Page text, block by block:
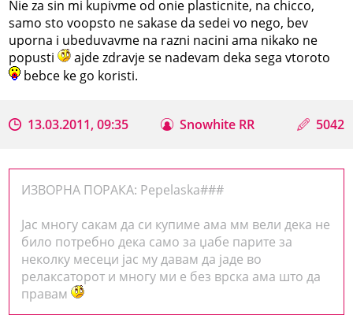
Nie za sin mi kupivme od onie plasticnite, na chicco,
samo sto voopsto ne sakase da sedei vo nego, bev
uporna i ubeduvavme na razni nacini ama nikako ne
popusti
ajde zdravje se nadevam deka sega vtoroto
bebce ke go koristi.
13.03.2011, 09:35 Snowhite RR 5042
ИЗВОРНА ПОРАКА: Pepelaska###
Јас многу сакам да си купиме ама мм вели дека не
било потребно дека само за џабе парите за
неколку месеци јас му давам да јаде во
релаксаторот и многу ми е без врска ама што да
правам